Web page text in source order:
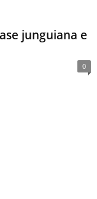
junguiana e
0